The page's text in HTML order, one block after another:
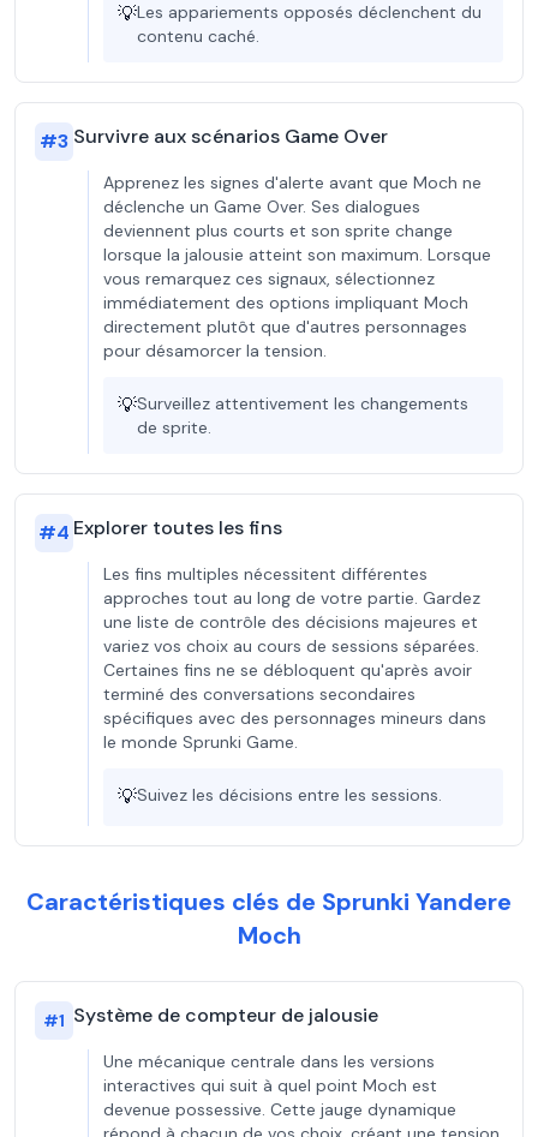
💡Les appariements opposés déclenchent du
contenu caché.
#3 Survivre aux scénarios Game Over
Apprenez les signes d'alerte avant que Moch ne
déclenche un Game Over. Ses dialogues
deviennent plus courts et son sprite change
lorsque la jalousie atteint son maximum. Lorsque
vous remarquez ces signaux, sélectionnez
immédiatement des options impliquant Moch
directement plutôt que d'autres personnages
pour désamorcer la tension.
💡Surveillez attentivement les changements
de sprite.
#4 Explorer toutes les fins
Les fins multiples nécessitent différentes
approches tout au long de votre partie. Gardez
une liste de contrôle des décisions majeures et
variez vos choix au cours de sessions séparées.
Certaines fins ne se débloquent qu'après avoir
terminé des conversations secondaires
spécifiques avec des personnages mineurs dans
le monde Sprunki Game.
💡Suivez les décisions entre les sessions.
Caractéristiques clés de Sprunki Yandere
Moch
#1 Système de compteur de jalousie
Une mécanique centrale dans les versions
interactives qui suit à quel point Moch est
devenue possessive. Cette jauge dynamique